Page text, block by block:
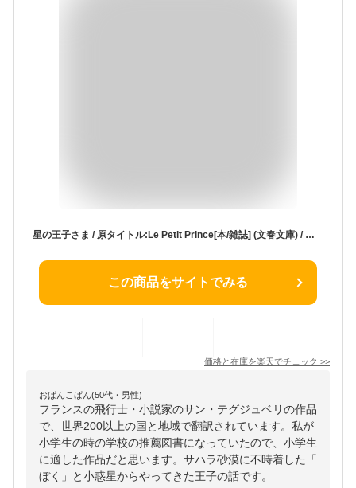
星の王子さま / 原タイトル:Le Petit Prince[本/雑誌] (文春文庫) / サン=テグジュペリ/著 倉橋由美子/訳
この商品をサイトでみる
価格と在庫を楽天でチェック >>
おぱんこぱん(50代・男性)
フランスの飛行士・小説家のサン・テグジュベリの作品
で、世界200以上の国と地域で翻訳されています。私が
小学生の時の学校の推薦図書になっていたので、小学生
に適した作品だと思います。サハラ砂漠に不時着した「
ぼく」と小惑星からやってきた王子の話です。